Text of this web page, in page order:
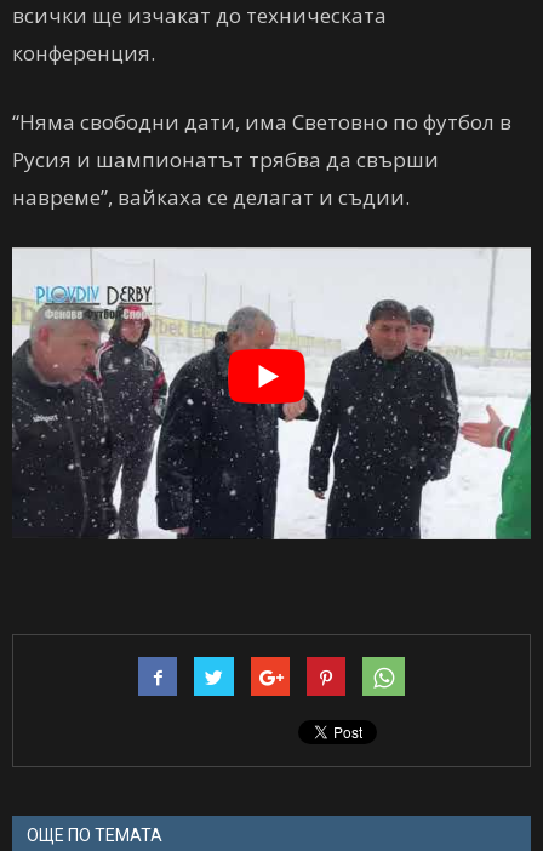
всички ще изчакат до техническата
конференция.
“Няма свободни дати, има Световно по футбол в
Русия и шампионатът трябва да свърши
навреме”, вайкаха се делагат и съдии.
ОЩЕ ПО ТЕМАТА